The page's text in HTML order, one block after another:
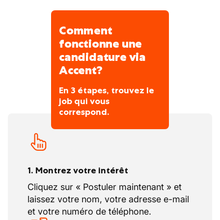
Comment
fonctionne une
candidature via
Accent?
En 3 étapes, trouvez le
job qui vous
correspond.
1. Montrez votre intérêt
Cliquez sur « Postuler maintenant » et
laissez votre nom, votre adresse e-mail
et votre numéro de téléphone.